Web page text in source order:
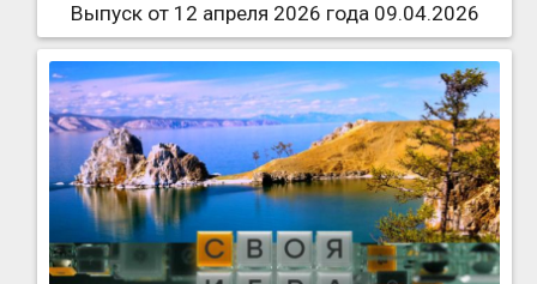
Выпуск от 12 апреля 2026 года 09.04.2026